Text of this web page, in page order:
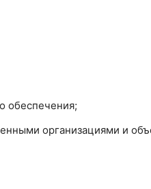
обеспечения;
организациями и